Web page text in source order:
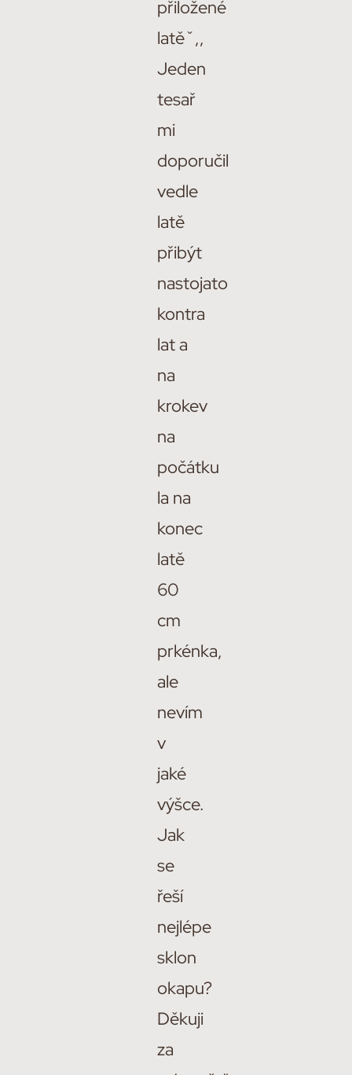
přiložené
latěˇ,,
Jeden
tesař
mi
doporučil
vedle
latě
přibýt
nastojato
kontra
lat a
na
krokev
na
počátku
la na
konec
latě
60
cm
prkénka,
ale
nevím
v
jaké
výšce.
Jak
se
řeší
nejlépe
sklon
okapu?
Děkuji
za